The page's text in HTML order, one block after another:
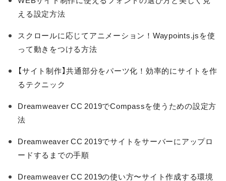
える設定方法
スクロールに応じてアニメーション！Waypoints.jsを使
って動きをつける方法
【サイト制作】共通部分をパーツ化！効率的にサイトを作
るテクニック
Dreamweaver CC 2019でCompassを使うための設定方
法
Dreamweaver CC 2019でサイトをサーバーにアップロ
ードするまでの手順
Dreamweaver CC 2019の使い方〜サイト作成する環境